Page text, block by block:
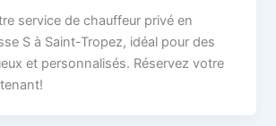
service de chauffeur privé en
S à Saint-Tropez, idéal pour des
et personnalisés. Réservez votre